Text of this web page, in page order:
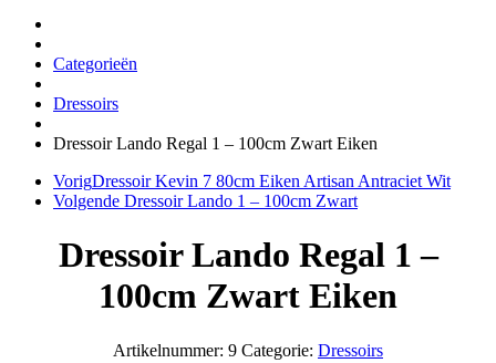
Categorieën
Dressoirs
Dressoir Lando Regal 1 – 100cm Zwart Eiken
VorigDressoir Kevin 7 80cm Eiken Artisan Antraciet Wit
Volgende Dressoir Lando 1 – 100cm Zwart
Dressoir Lando Regal 1 –
100cm Zwart Eiken
Artikelnummer: 9 Categorie: Dressoirs